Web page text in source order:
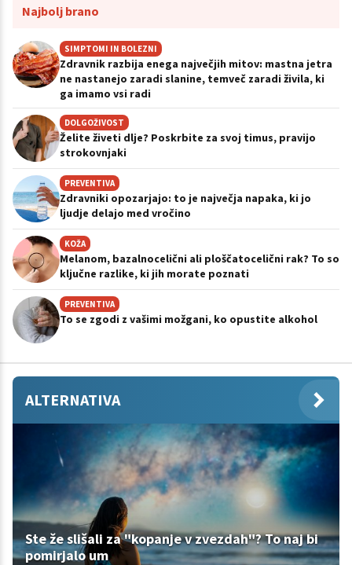
Najbolj brano
SIMPTOMI IN BOLEZNI
Zdravnik razbija enega največjih mitov: mastna jetra
ne nastanejo zaradi slanine, temveč zaradi živila, ki
ga imamo vsi radi
DOLGOŽIVOST
Želite živeti dlje? Poskrbite za svoj timus, pravijo
strokovnjaki
PREVENTIVA
Zdravniki opozarjajo: to je največja napaka, ki jo
ljudje delajo med vročino
KOŽA
Melanom, bazalnocelični ali ploščatocelični rak? To so
ključne razlike, ki jih morate poznati
PREVENTIVA
To se zgodi z vašimi možgani, ko opustite alkohol
ALTERNATIVA
Ste že slišali za "kopanje v zvezdah"? To naj bi
pomirjalo um